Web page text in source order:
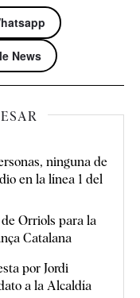
News
ninguna de
en la línea 1 del
Orriols para la
Catalana
por Jordi
a la Alcaldía